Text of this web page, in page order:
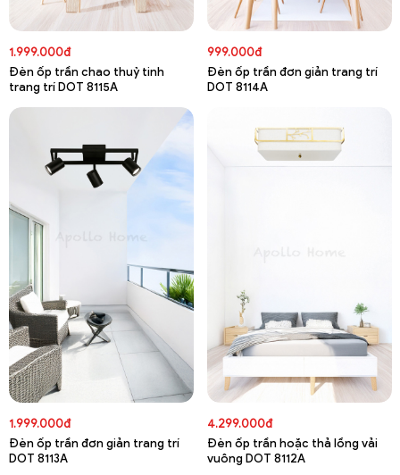
1.999.000đ
Đèn ốp trần chao thuỷ tinh
trang trí DOT 8115A
999.000đ
Đèn ốp trần đơn giản trang trí
DOT 8114A
1.999.000đ
Đèn ốp trần đơn giản trang trí
DOT 8113A
4.299.000đ
Đèn ốp trần hoặc thả lồng vải
vuông DOT 8112A